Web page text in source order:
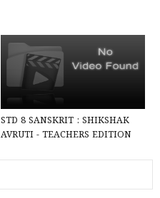
STD 8 SANSKRIT : SHIKSHAK
AVRUTI - TEACHERS EDITION